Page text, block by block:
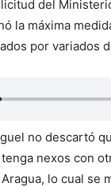
del
la máxima
por variados
no descartó
nexos con
lo cual se